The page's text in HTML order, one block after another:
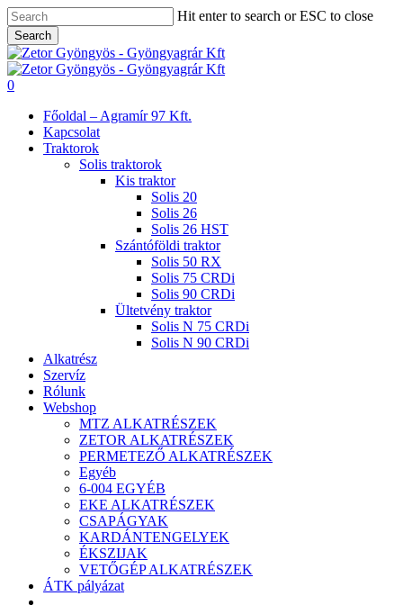
Skip
to
main
content
Hit enter to search or ESC to close
Search
Close
Search
search
0
Főoldal – Agramír 97 Kft.
Kapcsolat
Traktorok
Solis traktorok
Kis traktor
Solis 20
Solis 26
Solis 26 HST
Szántóföldi traktor
Solis 50 RX
Solis 75 CRDi
Solis 90 CRDi
Ültetvény traktor
Solis N 75 CRDi
Solis N 90 CRDi
Alkatrész
Szervíz
Rólunk
Webshop
MTZ ALKATRÉSZEK
ZETOR ALKATRÉSZEK
PERMETEZŐ ALKATRÉSZEK
Egyéb
6-004 EGYÉB
EKE ALKATRÉSZEK
CSAPÁGYAK
KARDÁNTENGELYEK
ÉKSZIJAK
VETŐGÉP ALKATRÉSZEK
ÁTK pályázat